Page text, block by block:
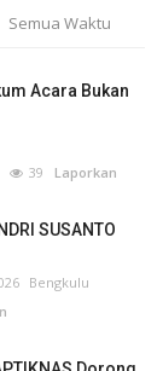
Semua Waktu
Acara Bukan
39 Laporkan
SUSANTO
Bengkulu